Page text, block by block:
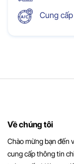
Cung
Về chúng tôi
Chào mừng bạn đến
cung cấp thông tin